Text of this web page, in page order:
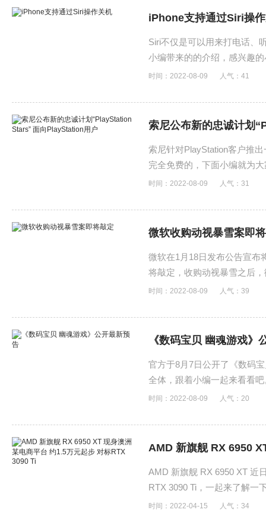
iPhone支持通过Siri操
Siri不仅是可以用来打电话、
小编带来的的介绍，感兴趣
时间：2022-08-09 人气： 41
索尼公布新的忠诚计划
索尼针对PlayStation客户推
完全免费的，下面小编就为
时间：2022-08-09 人气： 31
微软收购动视暴雪案即
微软在1月18日发布公告宣布
将敲定，收购动视暴雪之后
时间：2022-08-09 人气： 39
《数码宝贝 幽魂游戏》
官方于8月7日公开了《数码
全体，跟着小编一起来看看吧
时间：2022-08-09 人气： 20
AMD 新旗舰 RX 6950
Ti
AMD 新旗舰 RX 6950 XT 近
RTX 3090 Ti，一起来了解一
时间：2022-04-15 人气： 34